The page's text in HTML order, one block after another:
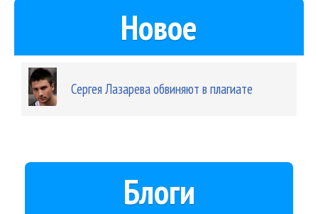
Новое
Сергея Лазарева обвиняют в плагиате
Блоги